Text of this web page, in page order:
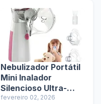
Shopee
Nebulizador Portátil
Mini Inalador
Silencioso Ultra-
sônico Automático
fevereiro 02, 2026